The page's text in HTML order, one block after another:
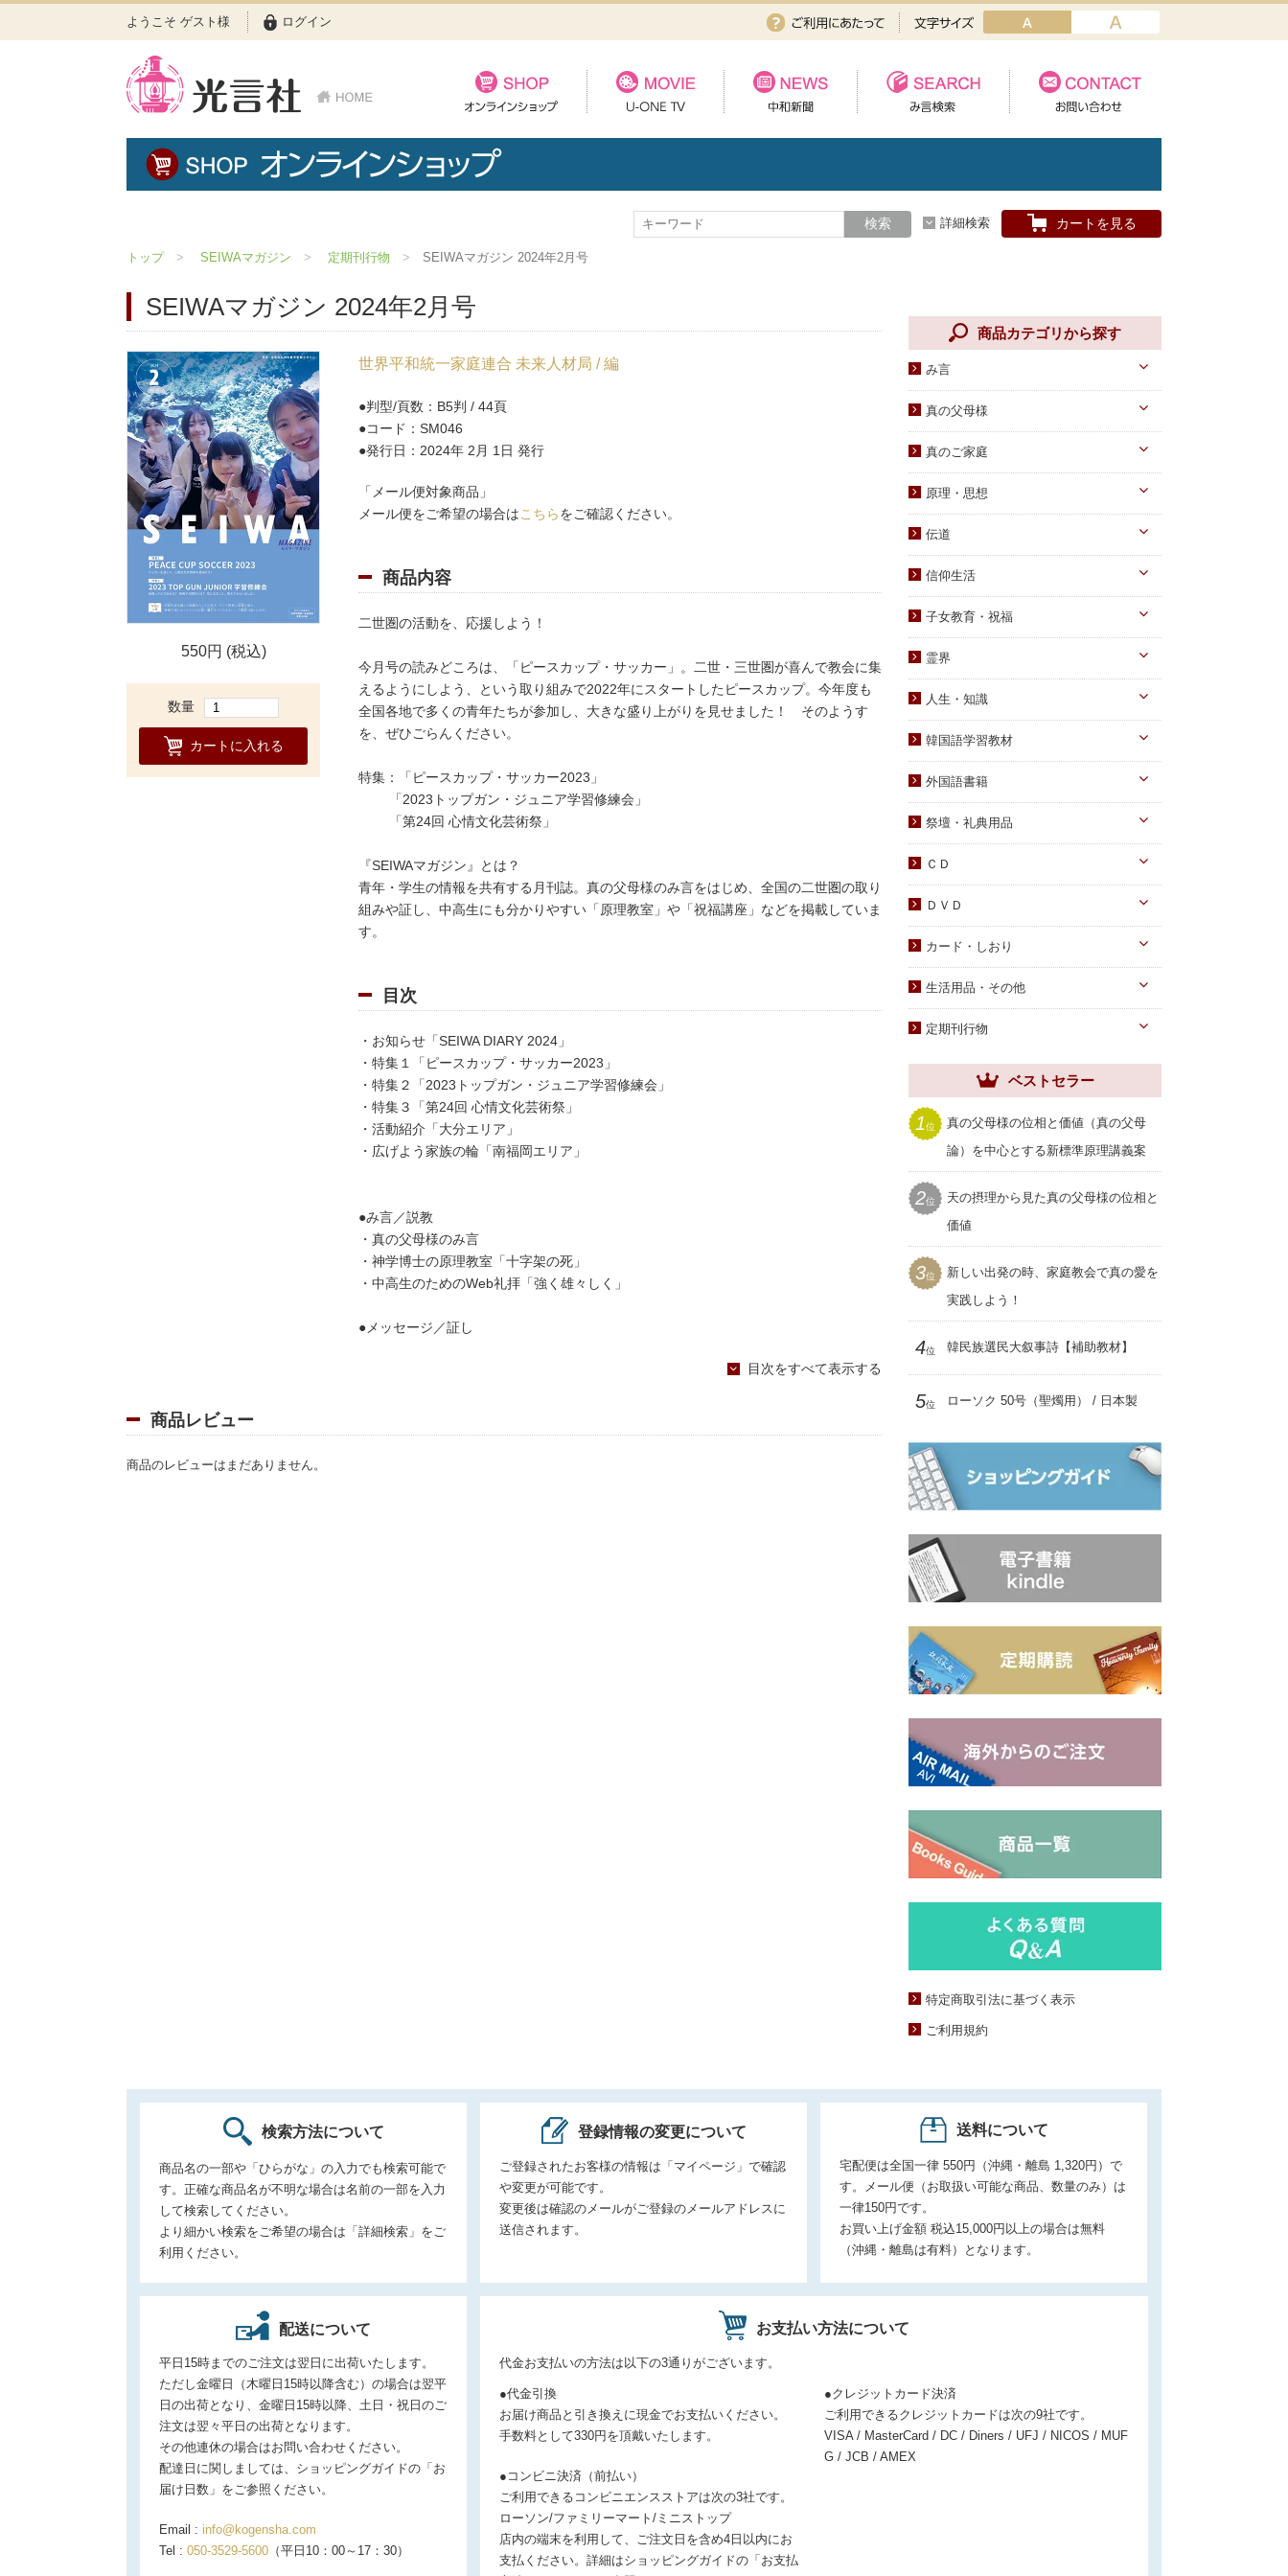
ようこそ ゲスト様 ログイン
検索 詳細検索 カートを見る
トップ SEIWAマガジン 定期刊行物 SEIWAマガジン 2024年2月号
SEIWAマガジン 2024年2月号
550円 (税込)
数量
カートに入れる
世界平和統一家庭連合 未来人材局 / 編
判型/頁数：B5判 / 44頁
コード：SM046
発行日：2024年 2月 1日 発行
「メール便対象商品」
メール便をご希望の場合はこちらをご確認ください。
商品内容
二世圏の活動を、応援しよう！
今月号の読みどころは、「ピースカップ・サッカー」。二世・三世圏が喜んで教会に集
えるようにしよう、という取り組みで2022年にスタートしたピースカップ。今年度も
全国各地で多くの青年たちが参加し、大きな盛り上がりを見せました！ そのようす
を、ぜひごらんください。
特集：「ピースカップ・サッカー2023」
「2023トップガン・ジュニア学習修練会」
「第24回 心情文化芸術祭」
『SEIWAマガジン』とは？
青年・学生の情報を共有する月刊誌。真の父母様のみ言をはじめ、全国の二世圏の取り
組みや証し、中高生にも分かりやすい「原理教室」や「祝福講座」などを掲載していま
す。
目次
・お知らせ「SEIWA DIARY 2024」
・特集１「ピースカップ・サッカー2023」
・特集２「2023トップガン・ジュニア学習修練会」
・特集３「第24回 心情文化芸術祭」
・活動紹介「大分エリア」
・広げよう家族の輪「南福岡エリア」
●み言／説教
・真の父母様のみ言
・神学博士の原理教室「十字架の死」
・中高生のためのWeb礼拝「強く雄々しく」
●メッセージ／証し
目次をすべて表示する
商品レビュー
商品のレビューはまだありません。
商品カテゴリから探す
み言
八大教材・教本関連
摂理のみ言
信仰のみ言
信仰入門
祈祷文集
宣布・講演
真の父母様
真のお母様
生涯路程
自叙伝関連
真のご家庭
原理・思想
統一思想
勝共理論
伝道
原理講義
統一運動
ブックレット
信仰生活
学習教材
祝福・伝統
信仰の証し・教会史
書写
子女教育・祝福
小学生向け
中高生向け
青年向け
父母向け
DVD
PDF版（子女向け）
霊界
霊界メッセージ
人生・知識
家庭
知識
宗教迫害
韓国語学習教材
光の子韓国語教材
外国語書籍
英語・他
祭壇・礼典用品
蝋燭・燭台・火消し
祭壇用ﾃｰﾌﾞﾙｸﾛｽ
献金袋
聖塩入れ
ＣＤ
PDF版 CD-ROM
ＤＶＤ
教育・教養
子女教育
アニメ
カード・しおり
しおり
クリアしおり
生活用品・その他
生活用品・その他
家庭用品
セール
プレゼント用品
定期刊行物
祝福家庭
世界家庭
ムーンワールド
聖和
ベストセラー
1位
真の父母様の位相と価値（真の父母
論）を中心とする新標準原理講義案
2位
天の摂理から見た真の父母様の位相と
価値
3位
新しい出発の時、家庭教会で真の愛を
実践しよう！
4位 韓民族選民大叙事詩【補助教材】
5位 ローソク 50号（聖燭用） / 日本製
特定商取引法に基づく表示
ご利用規約
検索方法について
商品名の一部や「ひらがな」の入力でも検索可能で
す。正確な商品名が不明な場合は名前の一部を入力
して検索してください。
より細かい検索をご希望の場合は「詳細検索」をご
利用ください。
登録情報の変更について
ご登録されたお客様の情報は「マイページ」で確認
や変更が可能です。
変更後は確認のメールがご登録のメールアドレスに
送信されます。
送料について
宅配便は全国一律 550円（沖縄・離島 1,320円）で
す。メール便（お取扱い可能な商品、数量のみ）は
一律150円です。
お買い上げ金額 税込15,000円以上の場合は無料
（沖縄・離島は有料）となります。
配送について
平日15時までのご注文は翌日に出荷いたします。
ただし金曜日（木曜日15時以降含む）の場合は翌平
日の出荷となり、金曜日15時以降、土日・祝日のご
注文は翌々平日の出荷となります。
その他連休の場合はお問い合わせください。
配達日に関しましては、ショッピングガイドの「お
届け日数」をご参照ください。
Email : info@kogensha.com
Tel : 050-3529-5600 （平日10：00～17：30）
お支払い方法について
代金お支払いの方法は以下の3通りがございます。
●代金引換
お届け商品と引き換えに現金でお支払いください。
手数料として330円を頂戴いたします。
●コンビニ決済（前払い）
ご利用できるコンビニエンスストアは次の3社です。
ローソン/ファミリーマート/ミニストップ
店内の端末を利用して、ご注文日を含め4日以内にお
支払ください。詳細はショッピングガイドの「お支払
●クレジットカード決済
ご利用できるクレジットカードは次の9社です。
VISA / MasterCard / DC / Diners / UFJ / NICOS / MUF
G / JCB / AMEX